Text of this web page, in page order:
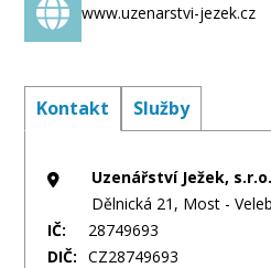
www.uzenarstvi-jezek.cz
Kontakt Služby
Uzenářství Ježek, s.r.o.
Dělnická 21, Most -
IČ:
28749693
DIČ:
CZ28749693